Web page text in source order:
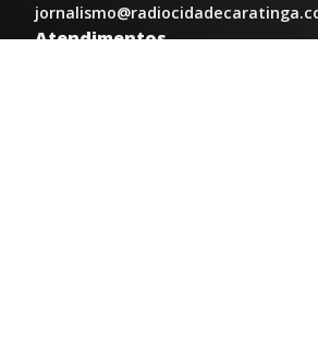
Atendimentos